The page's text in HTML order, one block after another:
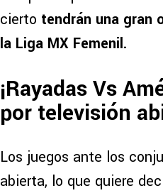
cierto tendrán una gran
la Liga MX Femenil.
¡Rayadas Vs
por televisión
Los juegos ante los
abierta, lo que quiere